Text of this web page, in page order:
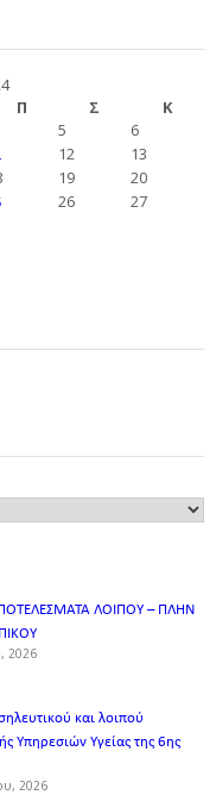
Π Σ
Κ
5 6
12 13
19 20
26
27
ΛΟΙΠΟΥ – ΠΛΗΝ
2026
και λοιπού
Υπηρεσιών Υγείας της 6ης
2026